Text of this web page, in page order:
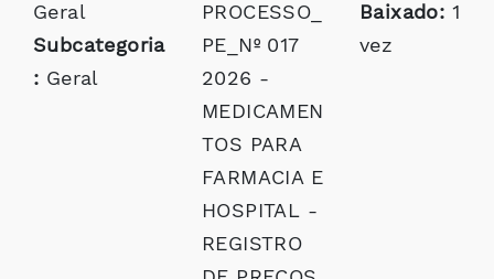
Geral
Subcategoria
: Geral
PROCESSO_
PE_Nº 017
2026 -
MEDICAMEN
TOS PARA
FARMACIA E
HOSPITAL -
REGISTRO
Baixado: 1
vez